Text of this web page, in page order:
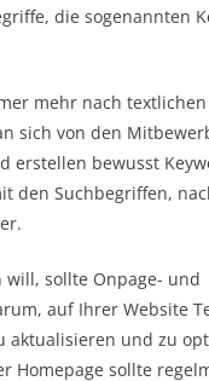
die sogenannten
mehr nach
sich von den
erstellen bewusst
den Suchbegriffen,
will, sollte Onpage- und
auf Ihrer Website
aktualisieren und zu
Homepage sollte